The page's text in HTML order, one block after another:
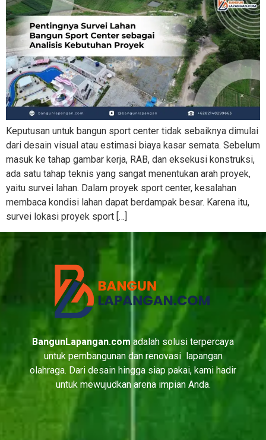
Keputusan untuk bangun sport center tidak sebaiknya dimulai
dari desain visual atau estimasi biaya kasar semata. Sebelum
masuk ke tahap gambar kerja, RAB, dan eksekusi konstruksi,
ada satu tahap teknis yang sangat menentukan arah proyek,
yaitu survei lahan. Dalam proyek sport center, kesalahan
membaca kondisi lahan dapat berdampak besar. Karena itu,
survei lokasi proyek sport […]
BangunLapangan.com adalah solusi terpercaya
untuk pembangunan dan renovasi lapangan
olahraga. Dari desain hingga siap pakai, kami hadir
untuk mewujudkan arena impian Anda.